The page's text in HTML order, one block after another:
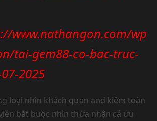
www.nathangon.com/wp
tai-gem88-co-bac-truc-
2025
loại nhìn khách quan and kiêm toàn
bắt buộc nhìn thừa nhận cả ưu